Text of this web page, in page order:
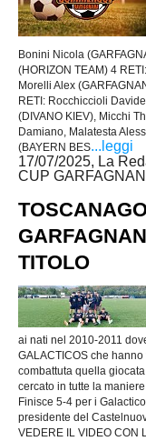
Bonini Nicola
(HORIZON TEAM) 4
Morelli Alex
RETI: Rocchiccioli
(DIVANO KIEV), Micchi
Damiano, Malatesta
(BAYERN BES...leggi
17/07/2025, La
CUP
TITOLO
ai nati nel 2010-2011
GALACTICOS che
combattuta quella
cercato in tutte la
Finisce 5-4 per i
presidente del
VEDERE IL VIDEO CON